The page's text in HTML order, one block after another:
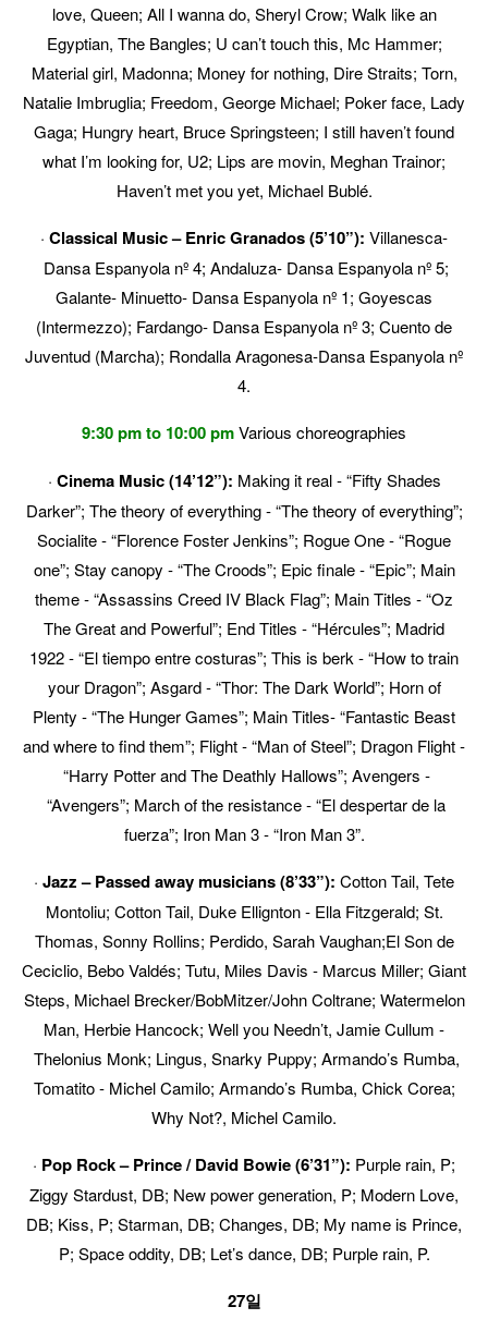
love, Queen; All I wanna do, Sheryl Crow; Walk like an
Egyptian, The Bangles; U can’t touch this, Mc Hammer;
Material girl, Madonna; Money for nothing, Dire Straits; Torn,
Natalie Imbruglia; Freedom, George Michael; Poker face, Lady
Gaga; Hungry heart, Bruce Springsteen; I still haven’t found
what I’m looking for, U2; Lips are movin, Meghan Trainor;
Haven’t met you yet, Michael Bublé.
· Classical Music – Enric Granados (5’10”): Villanesca‐
Dansa Espanyola nº 4; Andaluza‐ Dansa Espanyola nº 5;
Galante‐ Minuetto‐ Dansa Espanyola nº 1; Goyescas
(Intermezzo); Fardango‐ Dansa Espanyola nº 3; Cuento de
Juventud (Marcha); Rondalla Aragonesa‐Dansa Espanyola nº
4.
9:30 pm to 10:00 pmVarious choreographies
· Cinema Music (14’12”): Making it real‐“Fifty Shades
Darker”; The theory of everything‐“The theory of everything”;
Socialite‐“Florence Foster Jenkins”; Rogue One‐“Rogue
one”; Stay canopy ‐“The Croods”; Epic finale‐“Epic”; Main
theme‐“Assassins Creed IV Black Flag”; Main Titles ‐“Oz
The Great and Powerful”; End Titles ‐“Hércules”; Madrid
1922‐“El tiempo entre costuras”; This is berk ‐“How to train
your Dragon”; Asgard‐“Thor: The Dark World”; Horn of
Plenty ‐“The Hunger Games”; Main Titles‐“Fantastic Beast
and where to find them”; Flight‐“Man of Steel”; Dragon Flight‐
“Harry Potter and The Deathly Hallows”; Avengers ‐
“Avengers”; March of the resistance‐“El despertar de la
fuerza”; Iron Man 3‐“Iron Man 3”.
· Jazz – Passed away musicians (8’33”): Cotton Tail, Tete
Montoliu; Cotton Tail, Duke Ellignton‐Ella Fitzgerald; St.
Thomas, Sonny Rollins; Perdido, Sarah Vaughan;El Son de
Ceciclio, Bebo Valdés; Tutu, Miles Davis ‐ Marcus Miller; Giant
Steps, Michael Brecker/BobMitzer/John Coltrane; Watermelon
Man, Herbie Hancock; Well you Needn’t, Jamie Cullum ‐
Thelonius Monk; Lingus, Snarky Puppy; Armando’s Rumba,
Tomatito‐Michel Camilo; Armando’s Rumba, Chick Corea;
Why Not?, Michel Camilo.
· Pop Rock – Prince / David Bowie (6’31”): Purple rain, P;
Ziggy Stardust, DB; New power generation, P; Modern Love,
DB; Kiss, P; Starman, DB; Changes, DB; My name is Prince,
P; Space oddity, DB; Let’s dance, DB; Purple rain, P.
27일